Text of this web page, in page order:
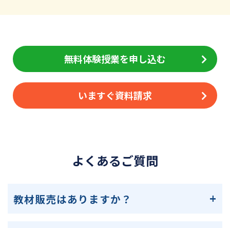
無料体験授業を申し込む
いますぐ資料請求
よくあるご質問
教材販売はありますか？